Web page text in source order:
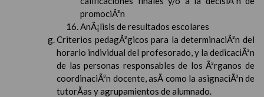
promociÃ³n
AnÃ¡lisis de resultados escolares
Criterios pedagÃ³gicos para la determinaciÃ³n del
horario individual del profesorado, y la dedicaciÃ³n
de las personas responsables de los Ã³rganos de
coordinaciÃ³n docente, asÃ­ como la asignaciÃ³n de
tutorÃ­as y agrupamientos de alumnado.